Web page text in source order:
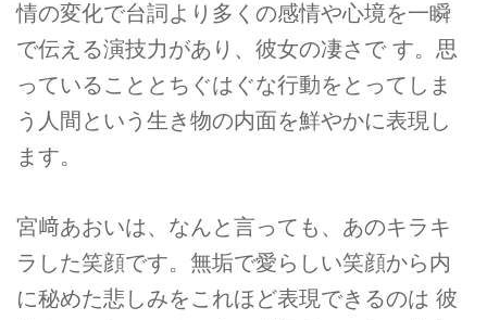
情の変化で台詞より多くの感情や心境を一瞬
で伝える演技力があり、彼女の凄さで す。思
っていることとちぐはぐな行動をとってしま
う人間という生き物の内面を鮮やかに表現し
ます。
宮﨑あおいは、なんと言っても、あのキラキ
ラした笑顔です。無垢で愛らしい笑顔から内
に秘めた悲しみをこれほど表現できるのは 彼